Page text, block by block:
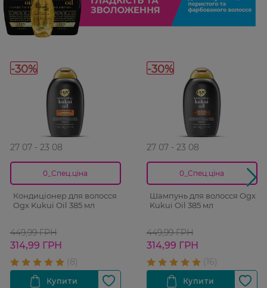
-30%
27 07 - 23 08
0_Спец.ціна
Кондиціонер для волосся
Ogx Kukui Oil 385 мл
449,99 ГРН
314,99 ГРН
-30%
27 07 - 23 08
0_Спец.ціна
Шампунь для волосся Ogx
Kukui Oil 385 мл
449,99 ГРН
314,99 ГРН